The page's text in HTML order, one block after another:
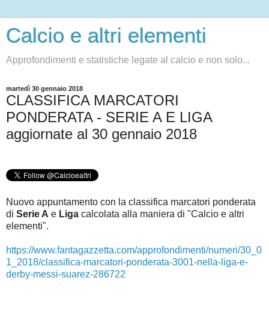
Calcio e altri elementi
Approfondimenti e statistiche legate al calcio e non solo...
martedì 30 gennaio 2018
CLASSIFICA MARCATORI
PONDERATA - SERIE A E LIGA
aggiornate al 30 gennaio 2018
Nuovo appuntamento con la classifica marcatori ponderata
di Serie A e Liga calcolata alla maniera di "Calcio e altri
elementi".
https://www.fantagazzetta.com/approfondimenti/numeri/30_0
1_2018/classifica-marcatori-ponderata-3001-nella-liga-e-
derby-messi-suarez-286722